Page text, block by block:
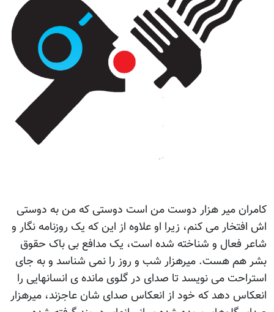
کامران میر هزار دوست من است دوستی که من به دوستی
اش افتخار می کنم، زیرا او علاوه از این که یک روزنامه نگار و
شاعر فعال و شناخته شده است، یک مدافع بی باک حقوق
بشر هم هست. میرهزار شب و روز را نمی شناسد و به جای
استراحت می نویسد تا صدای در گلوی مانده ی انسانهایی را
انعکاس دهد که خود از انعکاس صدای شان عاجزند، میرهزار